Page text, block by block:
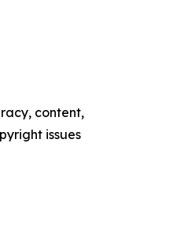
content,
issues